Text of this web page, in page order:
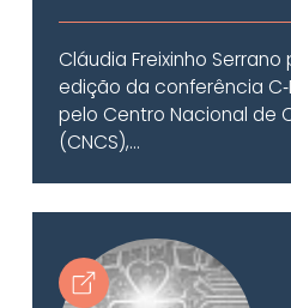
Cláudia Freixinho Serrano
edição da conferência
pelo Centro Nacional de
(CNCS),...